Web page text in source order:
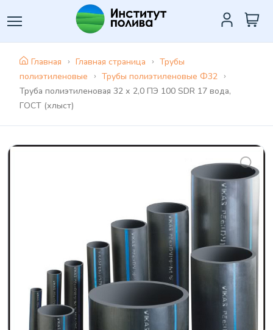
Главная Главная страница
Трубы
полиэтиленовые
Трубы полиэтиленовые Ф32
Труба полиэтиленовая 32 х 2,0 ПЭ 100 SDR 17 вода,
ГОСТ (хлыст)